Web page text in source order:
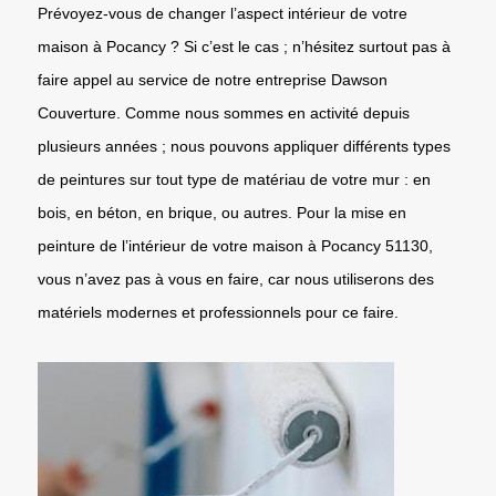
Prévoyez-vous de changer l’aspect intérieur de votre
maison à Pocancy ? Si c’est le cas ; n’hésitez surtout pas à
faire appel au service de notre entreprise Dawson
Couverture. Comme nous sommes en activité depuis
plusieurs années ; nous pouvons appliquer différents types
de peintures sur tout type de matériau de votre mur : en
bois, en béton, en brique, ou autres. Pour la mise en
peinture de l’intérieur de votre maison à Pocancy 51130,
vous n’avez pas à vous en faire, car nous utiliserons des
matériels modernes et professionnels pour ce faire.